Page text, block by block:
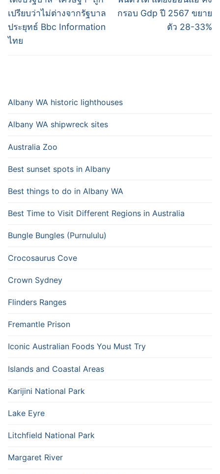
เปรียบว่าไม่ต่างจากรัฐบาล
ประยุทธ์ Bbc Information
ไทย
กรอบ Gdp ปี 2567 ขยาย
ตัว 28-33%
Albany WA historic lighthouses
Albany WA shipwreck sites
Australia Zoo
Best sunset spots in Albany
Best things to do in Albany WA
Best Time to Visit Different Regions in Australia
Bungle Bungles (Purnululu)
Crocosaurus Cove
Crown Sydney
Flinders Ranges
Fremantle Prison
Iconic Australian Foods You Must Try
Islands and Coastal Areas
Karijini National Park
Lake Eyre
Litchfield National Park
Margaret River